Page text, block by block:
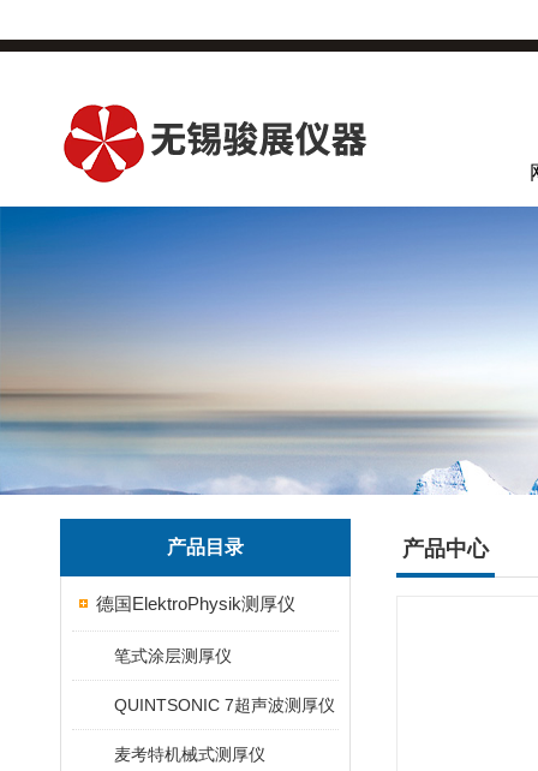
产品目录
德国ElektroPhysik测厚仪
笔式涂层测厚仪
QUINTSONIC 7超声波测厚仪
麦考特机械式测厚仪
产品中心